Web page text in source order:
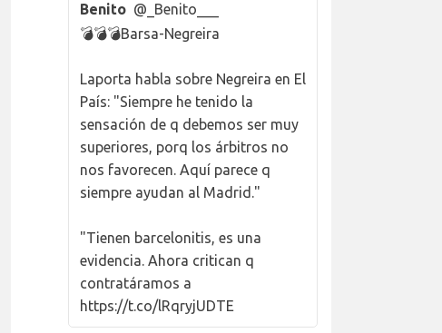
Benito @_Benito___
💣💣💣Barsa-Negreira
Laporta habla sobre Negreira en El
País: "Siempre he tenido la
sensación de q debemos ser muy
superiores, porq los árbitros no
nos favorecen. Aquí parece q
siempre ayudan al Madrid."
"Tienen barcelonitis, es una
evidencia. Ahora critican q
contratáramos a
https://t.co/lRqryjUDTE